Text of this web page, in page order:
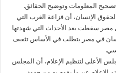
المعلومات وتوضيح الحقائق.
الإنسان، أن فزاعة الغرب التي
مصر سقطت بعد الأحداث التي شهدتها
في مصر يتطلب في الأساس تثقيف
الأعلى لتنظيم الإعلام، أن المجلس